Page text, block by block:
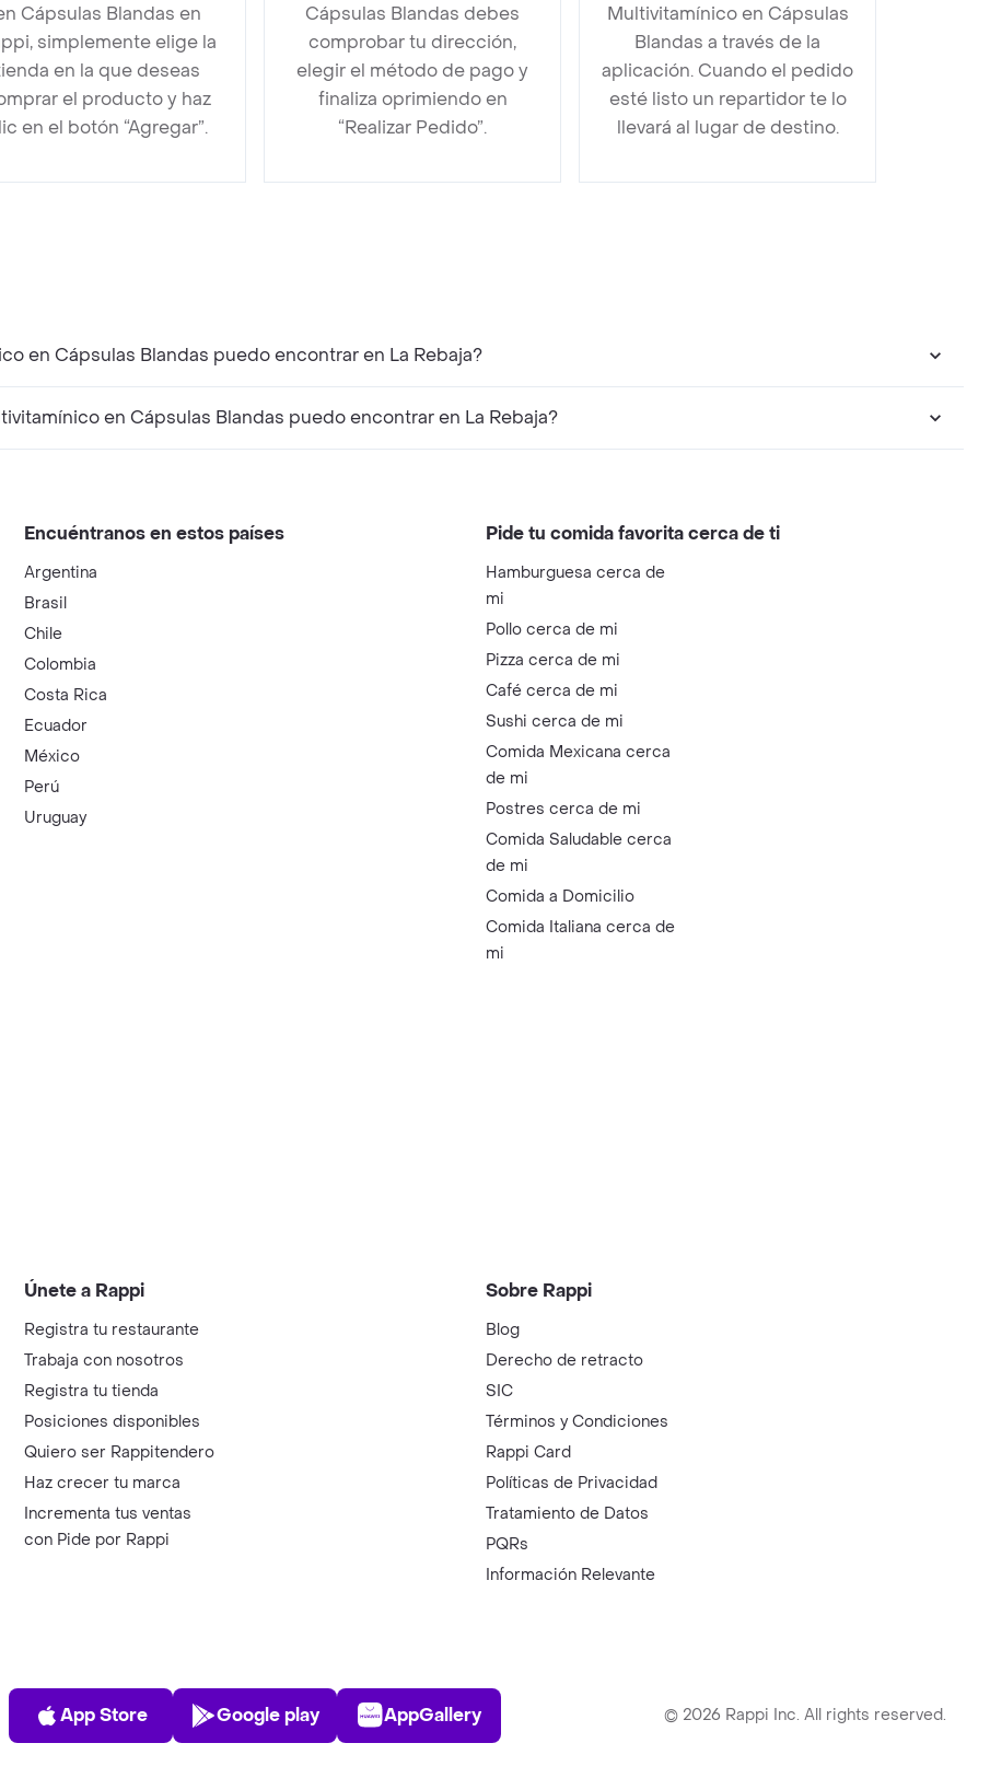
Cápsulas Blandas en
simplemente elige la
en la que deseas
el producto y haz
en el botón “Agregar”.
Cápsulas Blandas debes
comprobar tu dirección,
elegir el método de pago y
finaliza oprimiendo en
“Realizar Pedido”.
Multivitamínico en Cápsulas
Blandas a través de la
aplicación. Cuando el pedido
esté listo un repartidor te lo
llevará al lugar de destino.
en Cápsulas Blandas puedo encontrar en La Rebaja?
en Cápsulas Blandas puedo encontrar en La Rebaja?
Encuéntranos en estos países
Argentina
Brasil
Chile
Colombia
Costa Rica
Ecuador
México
Perú
Uruguay
Pide tu comida favorita cerca de ti
Hamburguesa cerca de
mi
Pollo cerca de mi
Pizza cerca de mi
Café cerca de mi
Sushi cerca de mi
Comida Mexicana cerca
de mi
Postres cerca de mi
Comida Saludable cerca
de mi
Comida a Domicilio
Comida Italiana cerca de
mi
Únete a Rappi
Registra tu restaurante
Trabaja con nosotros
Registra tu tienda
Posiciones disponibles
Quiero ser Rappitendero
Haz crecer tu marca
Incrementa tus ventas
con Pide por Rappi
Sobre Rappi
Blog
Derecho de retracto
SIC
Términos y Condiciones
Rappi Card
Políticas de Privacidad
Tratamiento de Datos
PQRs
Información Relevante
App Store
App Store
Play Store
Google play
AppGallery
AppGallery © 2026 Rappi Inc. All rights reserved.